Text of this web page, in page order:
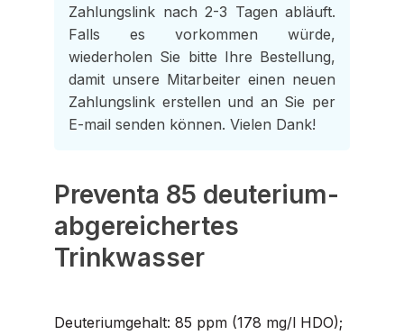
Zahlungslink nach 2-3 Tagen abläuft.
Falls es vorkommen würde,
wiederholen Sie bitte Ihre Bestellung,
damit unsere Mitarbeiter einen neuen
Zahlungslink erstellen und an Sie per
E-mail senden können. Vielen Dank!
Preventa 85 deuterium-
abgereichertes
Trinkwasser
Deuteriumgehalt: 85 ppm (178 mg/l HDO);